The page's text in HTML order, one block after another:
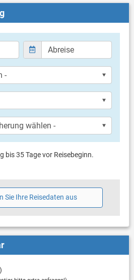
bis 35 Tage vor Reisebeginn.
Sie Ihre Reisedaten aus